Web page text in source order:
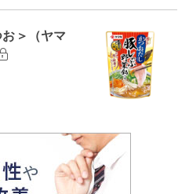
＞（ヤマ